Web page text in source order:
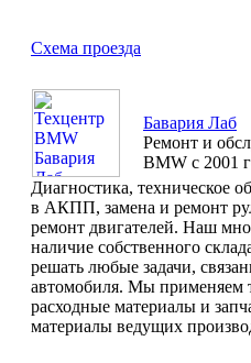
Схема проезда
Бавария Лаб
Ремонт и
BMW с 2001
Диагностика, техническое
в АКПП, замена и ремонт
ремонт двигателей. Наш
наличие собственного
решать любые задачи,
автомобиля. Мы применяем
расходные материалы и
материалы ведущих